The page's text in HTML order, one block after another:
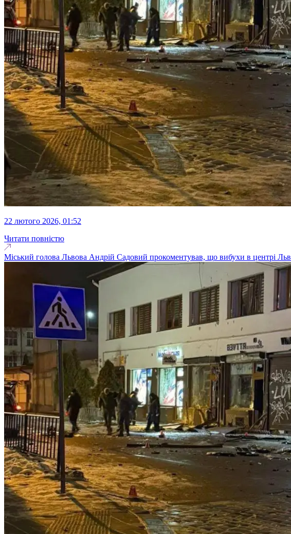
22 лютого 2026, 01:52
Читати повністю
Міський голова Львова Андрій Садовий прокоментував, що вибухи в центрі